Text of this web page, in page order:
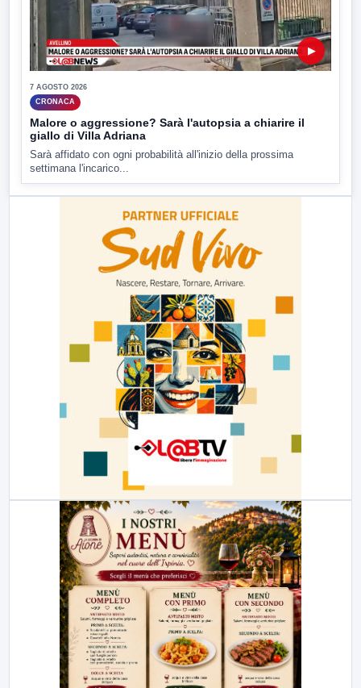
▶
7 AGOSTO 2026
CRONACA
Malore o aggressione? Sarà l'autopsia a chiarire il
giallo di Villa Adriana
Sarà affidato con ogni probabilità all'inizio della prossima
settimana l'incarico...